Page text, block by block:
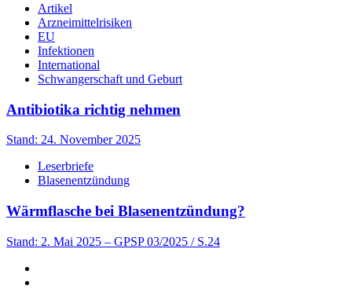
Artikel
Arzneimittelrisiken
EU
Infektionen
International
Schwangerschaft und Geburt
Antibiotika richtig nehmen
Stand: 24. November 2025
Leserbriefe
Blasenentzündung
Wärmflasche bei Blasenentzündung?
Stand: 2. Mai 2025 – GPSP 03/2025 / S.24